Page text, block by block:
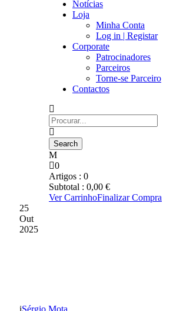
Notícias
Loja
Minha Conta
Log in | Registar
Corporate
Patrocinadores
Parceiros
Torne-se Parceiro
Contactos
0
Artigos : 0
Subtotal : 0,00 €
Ver CarrinhoFinalizar Compra
25
Out
2025
Sérgio Mota